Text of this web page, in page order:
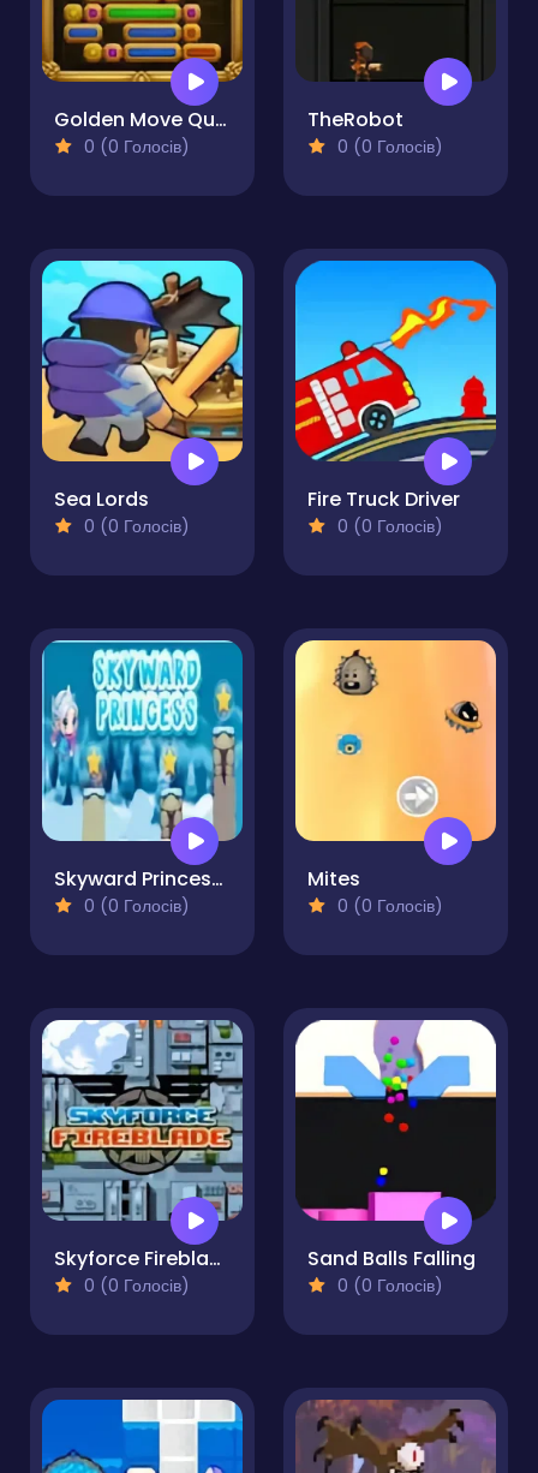
Golden Move Quest
0 (0 Голосів)
TheRobot
0 (0 Голосів)
Sea Lords
0 (0 Голосів)
Fire Truck Driver
0 (0 Голосів)
Skyward Princess Pro
0 (0 Голосів)
Mites
0 (0 Голосів)
Skyforce Fireblade
0 (0 Голосів)
Sand Balls Falling
0 (0 Голосів)